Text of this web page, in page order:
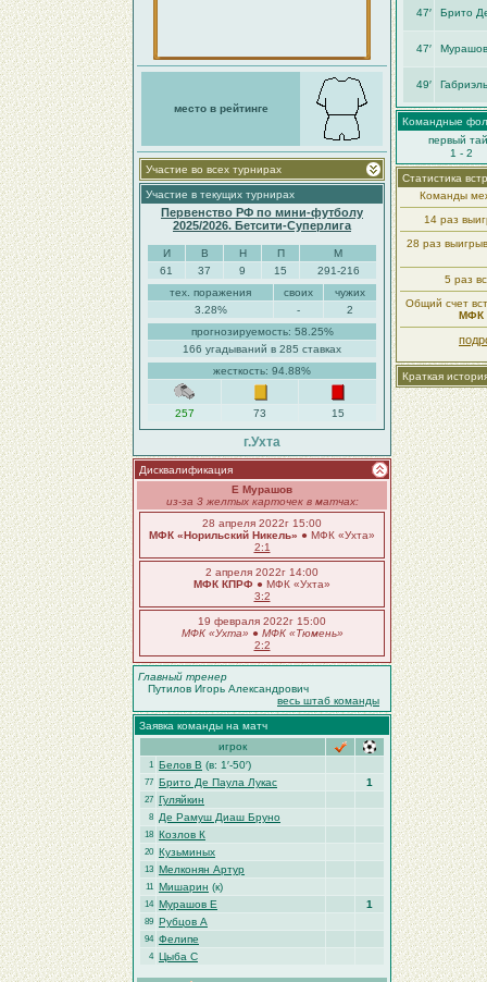
место в рейтинге
Участие во всех турнирах
Участие в текущих турнирах
Первенство РФ по мини-футболу
2025/2026. Бетсити-Суперлига
И В Н П
М
61
37 9 15
291-216
тех. поражения
своих
чужих
3.28%
-
2
прогнозируемость: 58.25%
166 угадываний в 285 ставках
жесткость: 94.88%
257 73 15
г.Ухта
Дисквалификация
Е Мурашов
из-за 3 желтых карточек в матчах:
28 апреля 2022г 15:00
МФК «Норильский Никель» ● МФК «Ухта»
2:1
2 апреля 2022г 14:00
МФК КПРФ ● МФК «Ухта»
3:2
19 февраля 2022г 15:00
МФК «Ухта» ● МФК «Тюмень»
2:2
Главный тренер
Путилов Игорь Александрович
весь штаб команды
Заявка команды на матч
игрок
1 Белов В (в: 1′-50′)
77 Брито Де Паула Лукас 1
27 Гуляйкин
8 Де Рамуш Диаш Бруно
18 Козлов К
20 Кузьминых
13 Мелконян Артур
11 Мишарин (к)
14 Мурашов Е 1
89 Рубцов А
94 Фелипе
4 Цыба С
47′ Брито
47′
49′
Командные
первый
1 - 2
Статистика
Команды
14 раз
28 раз
5 раз
Общий счет
МФК
Краткая